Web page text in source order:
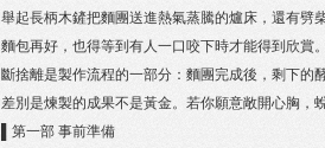
舉起長柄木鏟把麵團送進熱氣蒸騰的爐床，還有劈
麵包再好，也得等到有人一口咬下時才能得到欣賞
斷捨離是製作流程的一部分：麵團完成後，剩下
差別是煉製的成果不是黃金。若你願意敞開心胸，
▌第一部 事前準備